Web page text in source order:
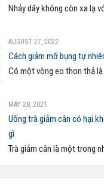
Nhảy dây không còn xa lạ
AUGUST 27, 2022
Cách giảm mỡ bụng tự
Có một vòng eo thon thả
MAY 28, 2021
Uống trà giảm cân có hại
gì
Trà giảm cân là một trong